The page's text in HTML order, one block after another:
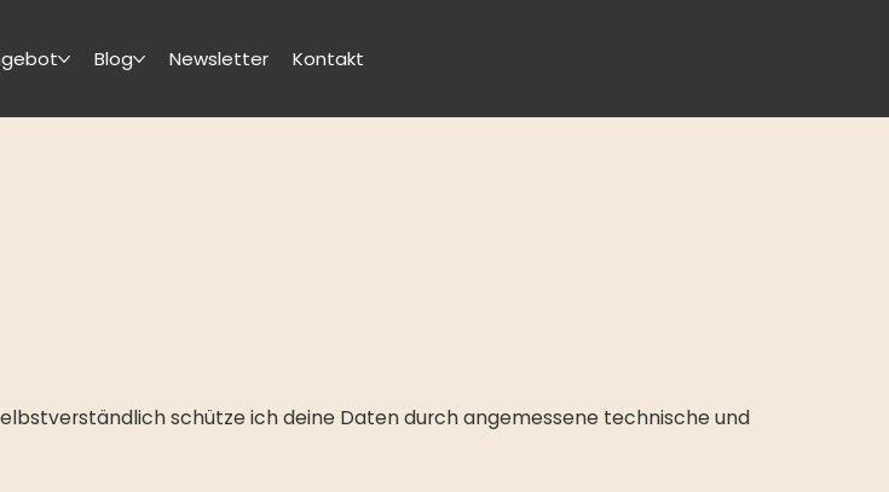
Blog Newsletter Kontakt
schütze ich deine Daten durch angemessene technische und